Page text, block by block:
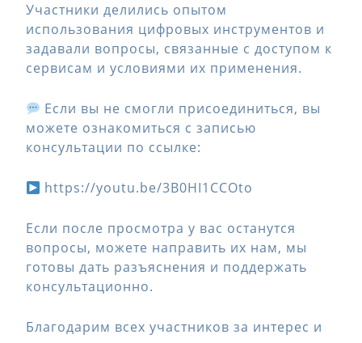
Участники делились опытом
использования цифровых инструментов и
задавали вопросы, связанные с доступом к
сервисам и условиями их применения.
Если вы не смогли присоединиться, вы
можете ознакомиться с записью
консультации по ссылке:
https://youtu.be/3B0HI1CCOto
Если после просмотра у вас останутся
вопросы, можете направить их нам, мы
готовы дать разъяснения и поддержать
консультационно.
Благодарим всех участников за интерес и